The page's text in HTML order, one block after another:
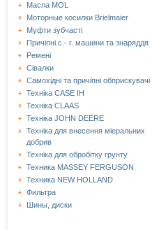
Масла MOL
Моторные косилки Brielmaier
Муфти зубчасті
Причіпні с.- г. машини та знаряддя
Ремені
Сівалки
Самохідні та причіпні обприскувачі
Техніка CASE IH
Техніка CLAAS
Техніка JOHN DEERE
Техніка для внесення міеральних
добрив
Техніка для обробітку грунту
Техника MASSEY FERGUSON
Техника NEW HOLLAND
Фильтра
Шины, диски